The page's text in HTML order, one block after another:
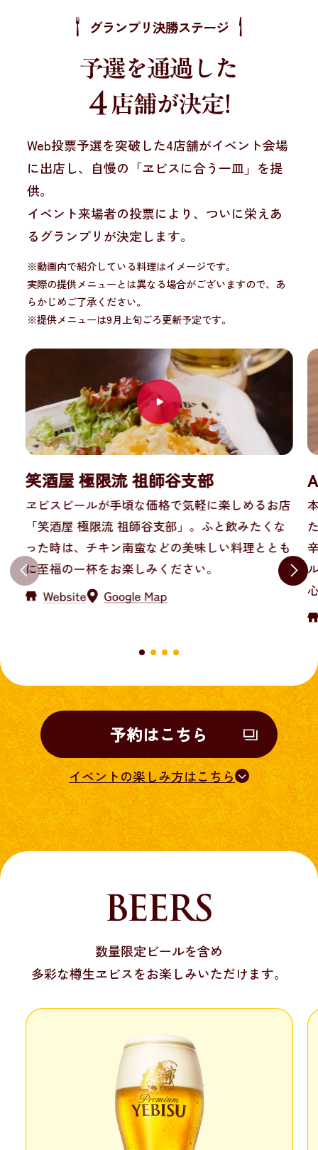
Web投票予選を突破した4店舗がイベント会場
に出店し、自慢の「ヱビスに合う一皿」を提
供。
イベント来場者の投票により、ついに栄えあ
るグランプリが決定します。
※動画内で紹介している料理はイメージです。
実際の提供メニューとは異なる場合がございますので、あ
らかじめご了承ください。
※提供メニューは9月上旬ごろ更新予定です。
笑酒屋 極限流 祖師谷支部
ヱビスビールが手頃な価格で気軽に楽しめるお店
「笑酒屋 極限流 祖師谷支部」。ふと飲みたくな
った時は、チキン南蛮などの美味しい料理ととも
に至福の一杯をお楽しみください。
予約はこちら
イベントの楽しみ方はこちら
数量限定ビールを含め
多彩な樽生ヱビスをお楽しみいただけます。
ヱビスビール